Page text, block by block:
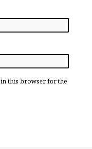
in this browser for the